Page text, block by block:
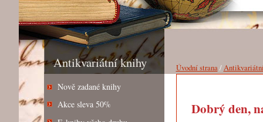
Antikvariátní knihy
Nově zadané knihy
Akce sleva 50%
Úvodní strana/
Dobrý den,